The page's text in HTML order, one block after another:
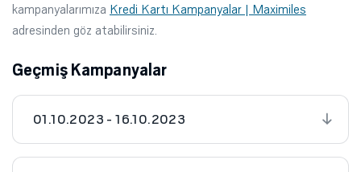
kampanyalarımıza Kredi Kartı Kampanyalar | Maximiles
adresinden göz atabilirsiniz.
Geçmiş Kampanyalar
01.10.2023 - 16.10.2023